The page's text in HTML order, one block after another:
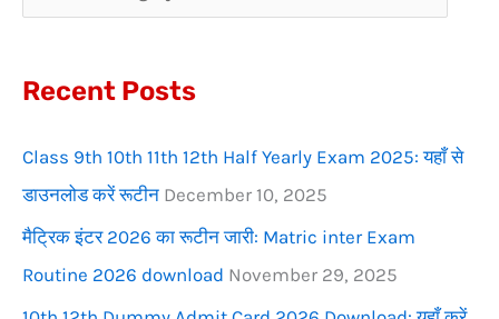
h
o
:
Recent Posts
Class 9th 10th 11th 12th Half Yearly Exam 2025: यहाँ से
डाउनलोड करें रूटीन December 10, 2025
मैट्रिक इंटर 2026 का रूटीन जारी: Matric inter Exam
Routine 2026 download November 29, 2025